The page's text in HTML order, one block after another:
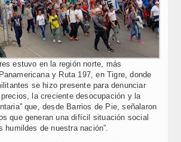
estuvo en la región norte, más
y Ruta 197, en Tigre, donde
se hizo presente para denunciar
la creciente desocupación y la
que, desde Barrios de Pie, señalaron
que generan una difícil situación social
humildes de nuestra nación”.